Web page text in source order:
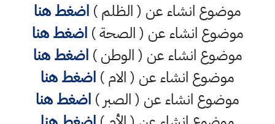
موضوع انشاء عن ( الظلم ) اضغط هنا
موضوع انشاء عن ( الصحة )اضغط هنا
موضوع انشاء عن ( الوطن )اضغط هنا
موضوع انشاء عن ( الام ) اضغط هنا
موضوع انشاء عن ( الصبر ) اضغط هنا